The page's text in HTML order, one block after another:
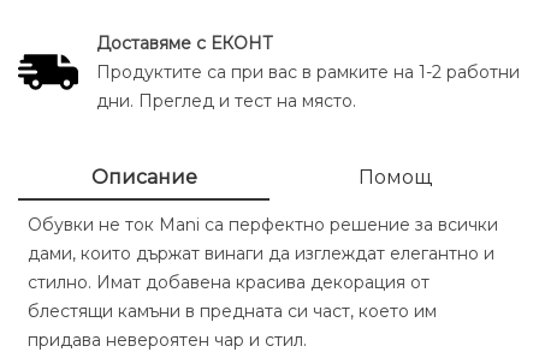
Доставяме с ЕКОНТ
Продуктите са при вас в рамките на 1-2 работни
дни. Преглед и тест на място.
Описание Помощ
Обувки не ток Mani са перфектно решение за всички
дами, които държат винаги да изглеждат елегантно и
стилно. Имат добавена красива декорация от
блестящи камъни в предната си част, което им
придава невероятен чар и стил.